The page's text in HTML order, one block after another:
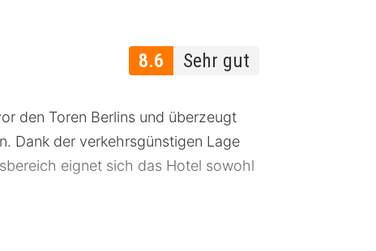
8.6 Sehr gut
den Toren Berlins und überzeugt
Dank der verkehrsgünstigen Lage
eignet sich das Hotel sowohl